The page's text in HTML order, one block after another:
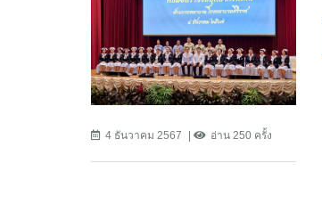
4 ธันวาคม 2567 อ่าน 250 ครั้ง